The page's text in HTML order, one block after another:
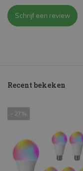
Schrijf een review
Recent bekeken
- 27%